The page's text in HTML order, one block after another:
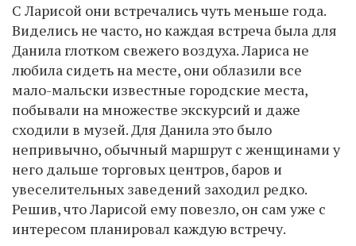
С Ларисой они встречались чуть меньше года.
Виделись не часто, но каждая встреча была для
Данила глотком свежего воздуха. Лариса не
любила сидеть на месте, они облазили все
мало-мальски известные городские места,
побывали на множестве экскурсий и даже
сходили в музей. Для Данила это было
непривычно, обычный маршрут с женщинами у
него дальше торговых центров, баров и
увеселительных заведений заходил редко.
Решив, что Ларисой ему повезло, он сам уже с
интересом планировал каждую встречу.